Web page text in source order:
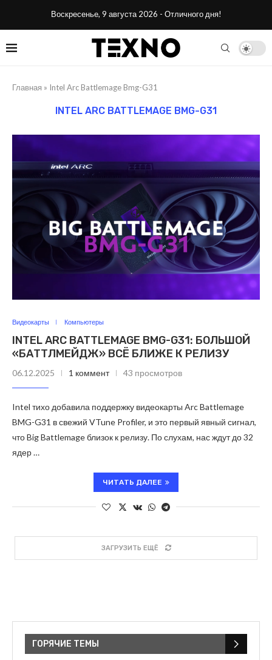
Воскресенье, 9 августа 2026 - Отличного дня!
Главная » Intel Arc Battlemage Bmg-G31
INTEL ARC BATTLEMAGE BMG-G31
Видеокарты Компьютеры
INTEL ARC BATTLEMAGE BMG-G31: БОЛЬШОЙ
«БАТТЛМЕЙДЖ» ВСЁ БЛИЖЕ К РЕЛИЗУ
06.12.2025 1 коммент 43 просмотров
Intel тихо добавила поддержку видеокарты Arc Battlemage
BMG-G31 в свежий VTune Profiler, и это первый явный сигнал,
что Big Battlemage близок к релизу. По слухам, нас ждут до 32
ядер …
ЧИТАТЬ ДАЛЕЕ
ЗАГРУЗИТЬ ЕЩЁ
ГОРЯЧИЕ ТЕМЫ